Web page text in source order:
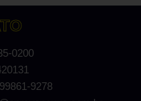
0200
9278